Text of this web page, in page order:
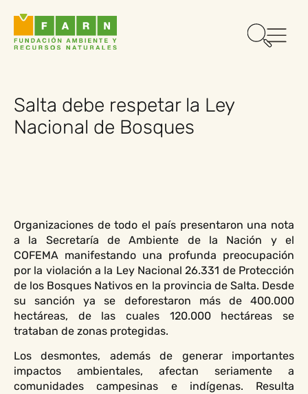
Salta debe respetar la Ley
Nacional de Bosques
Organizaciones de todo el país presentaron una nota
a la Secretaría de Ambiente de la Nación y el
COFEMA manifestando una profunda preocupación
por la violación a la Ley Nacional 26.331 de Protección
de los Bosques Nativos en la provincia de Salta. Desde
su sanción ya se deforestaron más de 400.000
hectáreas, de las cuales 120.000 hectáreas se
trataban de zonas protegidas.
Los desmontes, además de generar importantes
impactos ambientales, afectan seriamente a
comunidades campesinas e indígenas. Resulta